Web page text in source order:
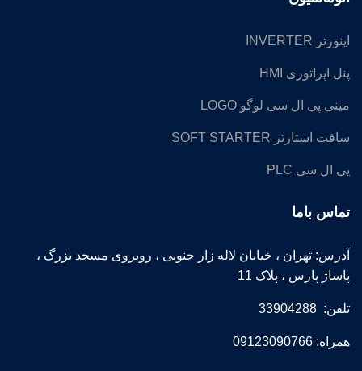
اینورتر INVERTER
پنل اپراتوری HMI
مینی پی ال سی لوگو LOGO
سافت استارتر SOFT STARTER
پی ال سی PLC
تماس باما
آدرس: تهران ، خیابان لاله زار جنوبی ، روبروی مسجد بزرگ ،
پاساژ پارس ، پلاک 11
تلفن: 33904288
همراه: 09123090766